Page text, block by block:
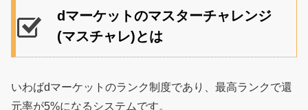
dマーケットのマスターチャレンジ
(マスチャレ)とは
いわばdマーケットのランク制度であり、最高ランクで還
元率が5%になるシステムです。